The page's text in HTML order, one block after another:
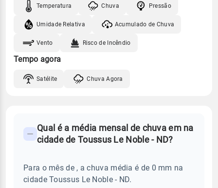
Temperatura Chuva Pressão
Umidade Relativa Acumulado de Chuva
Vento Risco de Incêndio
Tempo agora
Satélite Chuva Agora
Perguntas
sobre
chuva
Qual é a média mensal de chuva em na
cidade de Toussus Le Noble - ND?
Para o mês de , a chuva média é de 0 mm na
cidade Toussus Le Noble - ND.